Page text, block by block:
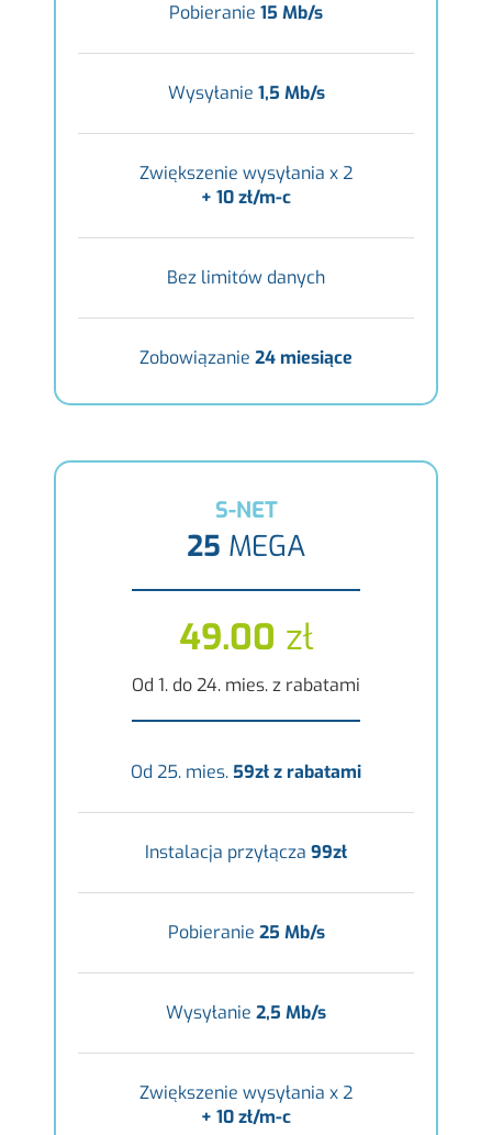
Pobieranie 15 Mb/s
Wysyłanie 1,5 Mb/s
Zwiększenie wysyłania x 2
+ 10 zł/m-c
Bez limitów danych
Zobowiązanie 24 miesiące
S-NET
25 MEGA
49.00 zł
Od 1. do 24. mies. z rabatami
Od 25. mies. 59zł z rabatami
Instalacja przyłącza 99zł
Pobieranie 25 Mb/s
Wysyłanie 2,5 Mb/s
Zwiększenie wysyłania x 2
+ 10 zł/m-c